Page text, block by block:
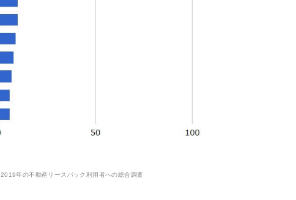
2019年の不動産リースバック利用者への総合調査